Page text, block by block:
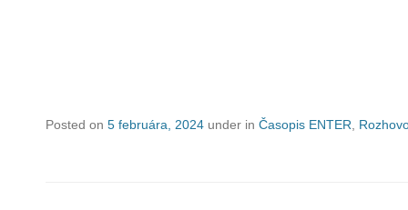
Posted on 5 februára, 2024 under in Časopis ENTER